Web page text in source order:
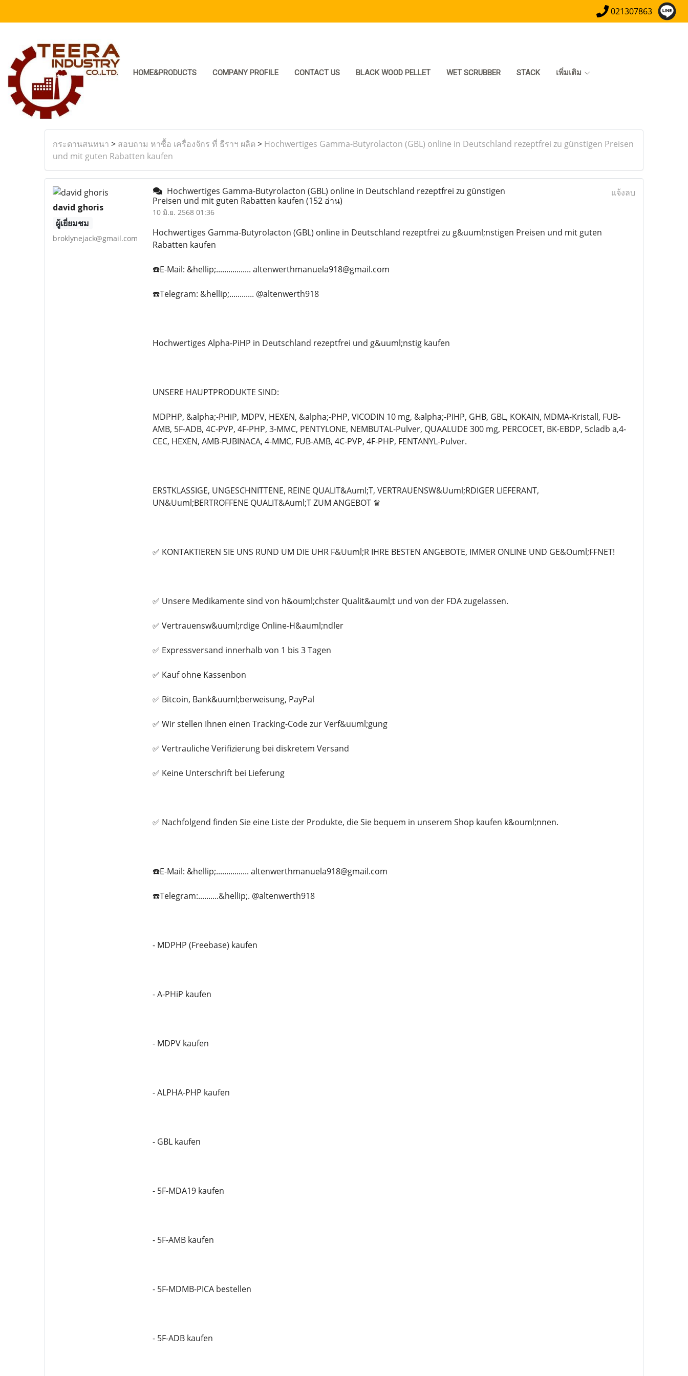
021307863
HOME&PRODUCTS COMPANY PROFILE CONTACT US BLACK WOOD PELLET WET SCRUBBER STACK เพิ่มเติม
กระดานสนทนา > สอบถาม หาซื้อ เครื่องจักร ที่ ธีราฯ ผลิต > Hochwertiges Gamma-Butyrolacton (GBL) online in Deutschland rezeptfrei zu günstigen Preisen
und mit guten Rabatten kaufen
david ghoris
ผู้เยี่ยมชม
broklynejack@gmail.com
Hochwertiges Gamma-Butyrolacton (GBL) online in Deutschland rezeptfrei zu günstigen
Preisen und mit guten Rabatten kaufen (152 อ่าน)
10 มิ.ย. 2568 01:36
แจ้งลบ
Hochwertiges Gamma-Butyrolacton (GBL) online in Deutschland rezeptfrei zu g&uuml;nstigen Preisen und mit guten
Rabatten kaufen
☎️E-Mail: &hellip;................. altenwerthmanuela918@gmail.com
☎️Telegram: &hellip;............ @altenwerth918
Hochwertiges Alpha-PiHP in Deutschland rezeptfrei und g&uuml;nstig kaufen
UNSERE HAUPTPRODUKTE SIND:
MDPHP, &alpha;-PHiP, MDPV, HEXEN, &alpha;-PHP, VICODIN 10 mg, &alpha;-PIHP, GHB, GBL, KOKAIN, MDMA-Kristall, FUB-
AMB, 5F-ADB, 4C-PVP, 4F-PHP, 3-MMC, PENTYLONE, NEMBUTAL-Pulver, QUAALUDE 300 mg, PERCOCET, BK-EBDP, 5cladb a,4-
CEC, HEXEN, AMB-FUBINACA, 4-MMC, FUB-AMB, 4C-PVP, 4F-PHP, FENTANYL-Pulver.
ERSTKLASSIGE, UNGESCHNITTENE, REINE QUALIT&Auml;T, VERTRAUENSW&Uuml;RDIGER LIEFERANT,
UN&Uuml;BERTROFFENE QUALIT&Auml;T ZUM ANGEBOT ♛
✅ KONTAKTIEREN SIE UNS RUND UM DIE UHR F&Uuml;R IHRE BESTEN ANGEBOTE, IMMER ONLINE UND GE&Ouml;FFNET!
✅ Unsere Medikamente sind von h&ouml;chster Qualit&auml;t und von der FDA zugelassen.
✅ Vertrauensw&uuml;rdige Online-H&auml;ndler
✅ Expressversand innerhalb von 1 bis 3 Tagen
✅ Kauf ohne Kassenbon
✅ Bitcoin, Bank&uuml;berweisung, PayPal
✅ Wir stellen Ihnen einen Tracking-Code zur Verf&uuml;gung
✅ Vertrauliche Verifizierung bei diskretem Versand
✅ Keine Unterschrift bei Lieferung
✅ Nachfolgend finden Sie eine Liste der Produkte, die Sie bequem in unserem Shop kaufen k&ouml;nnen.
☎️E-Mail: &hellip;................ altenwerthmanuela918@gmail.com
☎️Telegram:..........&hellip;. @altenwerth918
- MDPHP (Freebase) kaufen
- A-PHiP kaufen
- MDPV kaufen
- ALPHA-PHP kaufen
- GBL kaufen
- 5F-MDA19 kaufen
- 5F-AMB kaufen
- 5F-MDMB-PICA bestellen
- 5F-ADB kaufen